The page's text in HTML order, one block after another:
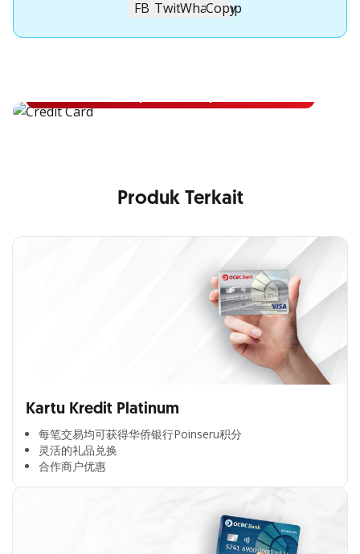
Apply Kartu Kredit OCBC NISP
Produk Terkait
Kartu Kredit Platinum
每笔交易均可获得华侨银行Poinseru积分​
灵活的礼品兑换​
合作商户优惠​